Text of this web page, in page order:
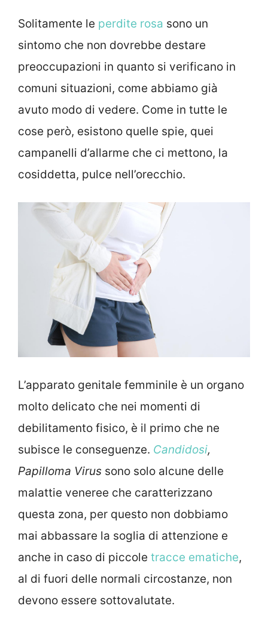
Solitamente le perdite rosa sono un
sintomo che non dovrebbe destare
preoccupazioni in quanto si verificano in
comuni situazioni, come abbiamo già
avuto modo di vedere. Come in tutte le
cose però, esistono quelle spie, quei
campanelli d’allarme che ci mettono, la
cosiddetta, pulce nell’orecchio.
L’apparato genitale femminile è un organo
molto delicato che nei momenti di
debilitamento fisico, è il primo che ne
subisce le conseguenze. Candidosi,
Papilloma Virus sono solo alcune delle
malattie veneree che caratterizzano
questa zona, per questo non dobbiamo
mai abbassare la soglia di attenzione e
anche in caso di piccole tracce ematiche,
al di fuori delle normali circostanze, non
devono essere sottovalutate.